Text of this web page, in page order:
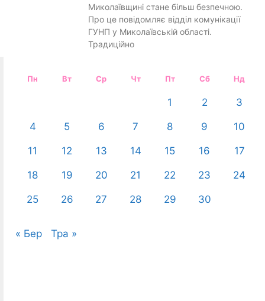
Миколаївщині стане більш безпечною.
Про це повідомляє відділ комунікації
ГУНП у Миколаївській області.
Традиційно
Пн Вт Ср Чт Пт Сб Нд
1 2 3
4 5 6 7 8 9 10
11 12 13 14 15 16 17
18 19 20 21 22 23 24
25 26 27 28 29 30
« Бер Тра »